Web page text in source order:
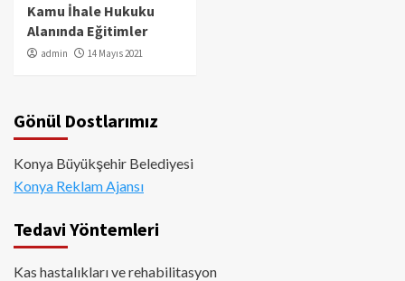
Kamu İhale Hukuku
Alanında Eğitimler
admin 14 Mayıs 2021
Gönül Dostlarımız
Konya Büyükşehir Belediyesi
Konya Reklam Ajansı
Tedavi Yöntemleri
Kas hastalıkları ve rehabilitasyon